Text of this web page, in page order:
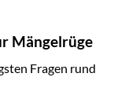
Mängelrüge
Fragen rund